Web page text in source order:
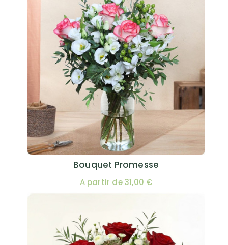
Bouquet Promesse
A partir de 31,00 €